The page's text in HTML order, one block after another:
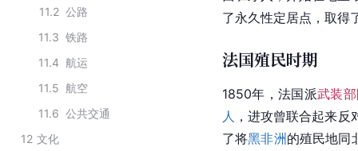
11.2 公路
11.3 铁路
11.4 航运
11.5 航空
11.6 公共交通
12 文化
了永久性定居点，取得
法国殖民时期
1850年，法国派武装
人 ，进攻曾联合起来
了将黑非洲 的殖民地同